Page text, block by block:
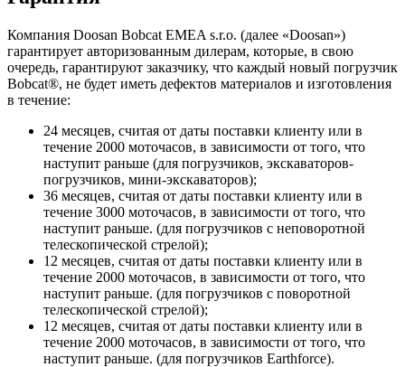
Компания Doosan Bobcat EMEA s.r.o. (далее «Doosan»)
гарантирует авторизованным дилерам, которые, в свою
очередь, гарантируют заказчику, что каждый новый погрузчик
Bobcat®, не будет иметь дефектов материалов и изготовления
в течение:
24 месяцев, считая от даты поставки клиенту или в
течение 2000 моточасов, в зависимости от того, что
наступит раньше (для погрузчиков, экскаваторов-
погрузчиков, мини-экскаваторов);
36 месяцев, считая от даты поставки клиенту или в
течение 3000 моточасов, в зависимости от того, что
наступит раньше. (для погрузчиков с неповоротной
телескопической стрелой);
12 месяцев, считая от даты поставки клиенту или в
течение 2000 моточасов, в зависимости от того, что
наступит раньше. (для погрузчиков с поворотной
телескопической стрелой);
12 месяцев, считая от даты поставки клиенту или в
течение 2000 моточасов, в зависимости от того, что
наступит раньше. (для погрузчиков Earthforce).